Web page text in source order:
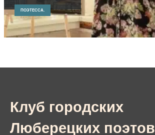
ПОЭТЕССА.
Клуб городских
Люберецких поэтов